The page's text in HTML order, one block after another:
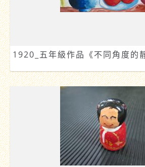
1920_五年級作品《不同角度的